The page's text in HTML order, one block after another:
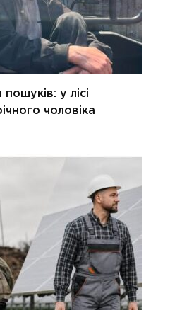
у лісі
чоловіка